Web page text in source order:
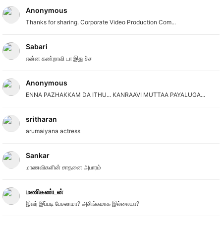
Anonymous
Thanks for sharing. Corporate Video Production Com...
Sabari
என்ன கண்றாவி டா இது ச்ச
Anonymous
ENNA PAZHAKKAM DA ITHU... KANRAAVI MUTTAA PAYALUGA...
sritharan
arumaiyana actress
Sankar
மாணவிகளின் சாதனை அபாரம்
மணிகண்டன்
இவர் இப்படி பேசலாமா? அசிங்கமாக இல்லையா?